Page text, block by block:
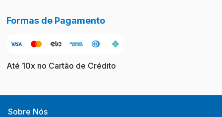
Formas de Pagamento
Até 10x no Cartão de Crédito
Sobre Nós